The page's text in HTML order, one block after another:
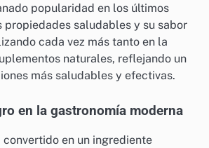
popularidad en los últimos
propiedades saludables y su sabor
cada vez más tanto en la
naturales, reflejando un
más saludables y efectivas.
en la gastronomía moderna
convertido en un ingrediente